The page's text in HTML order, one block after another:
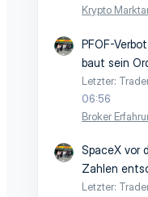
Krypto
PFOF-
baut sein
Letzter:
06:56
Broker
SpaceX vor
Zahlen
Letzter: